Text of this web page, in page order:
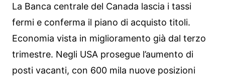
La Banca centrale del Canada lascia i tassi
fermi e conferma il piano di acquisto titoli.
Economia vista in miglioramento già dal terzo
trimestre. Negli USA prosegue l’aumento di
posti vacanti, con 600 mila nuove posizioni